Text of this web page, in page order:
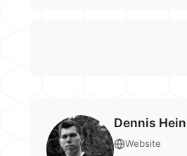
Dennis
Website